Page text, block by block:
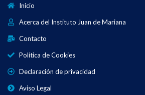
Inicio
Acerca del Instituto Juan de Mariana
Contacto
Política de Cookies
Declaración de privacidad
Aviso Legal